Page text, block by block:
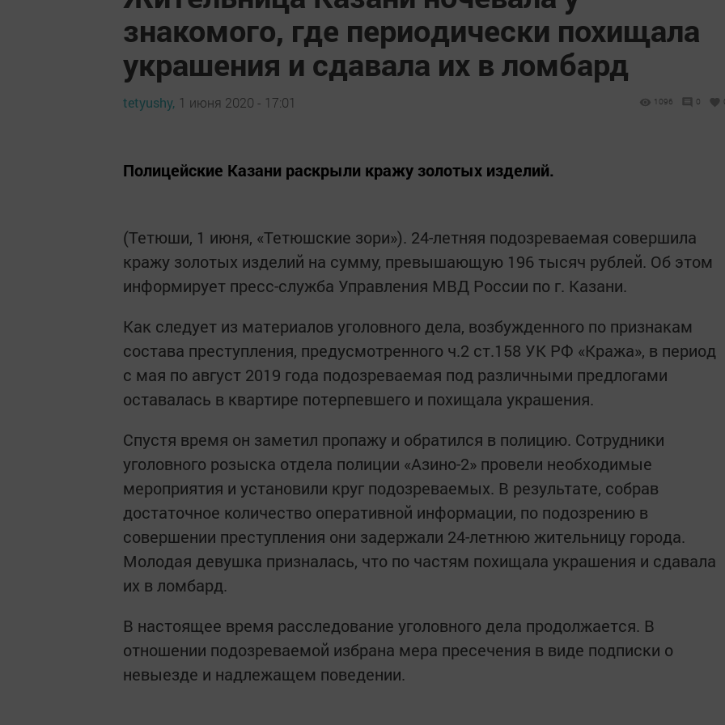
знакомого, где периодически похищала
украшения и сдавала их в ломбард
tetyushy, 1 июня 2020 - 17:01 1096 0
Полицейские Казани раскрыли кражу золотых изделий.
(Тетюши, 1 июня, «Тетюшские зори»). 24-летняя подозреваемая совершила
кражу золотых изделий на сумму, превышающую 196 тысяч рублей. Об этом
информирует пресс-служба Управления МВД России по г. Казани.
Как следует из материалов уголовного дела, возбужденного по признакам
состава преступления, предусмотренного ч.2 ст.158 УК РФ «Кража», в период
с мая по август 2019 года подозреваемая под различными предлогами
оставалась в квартире потерпевшего и похищала украшения.
Спустя время он заметил пропажу и обратился в полицию. Сотрудники
уголовного розыска отдела полиции «Азино-2» провели необходимые
мероприятия и установили круг подозреваемых. В результате, собрав
достаточное количество оперативной информации, по подозрению в
совершении преступления они задержали 24-летнюю жительницу города.
Молодая девушка призналась, что по частям похищала украшения и сдавала
их в ломбард.
В настоящее время расследование уголовного дела продолжается. В
отношении подозреваемой избрана мера пресечения в виде подписки о
невыезде и надлежащем поведении.